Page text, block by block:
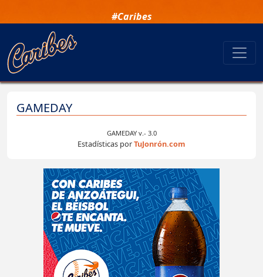
#Caribes
GAMEDAY
GAMEDAY v.- 3.0
Estadísticas porTuJonrón.com